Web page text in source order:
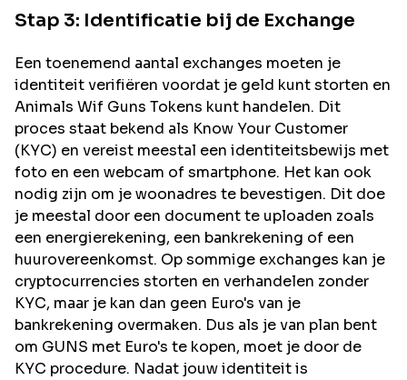
Stap 3: Identificatie bij de Exchange
Een toenemend aantal exchanges moeten je
identiteit verifiëren voordat je geld kunt storten en
Animals Wif Guns Tokens kunt handelen. Dit
proces staat bekend als Know Your Customer
(KYC) en vereist meestal een identiteitsbewijs met
foto en een webcam of smartphone. Het kan ook
nodig zijn om je woonadres te bevestigen. Dit doe
je meestal door een document te uploaden zoals
een energierekening, een bankrekening of een
huurovereenkomst. Op sommige exchanges kan je
cryptocurrencies storten en verhandelen zonder
KYC, maar je kan dan geen Euro's van je
bankrekening overmaken. Dus als je van plan bent
om GUNS met Euro's te kopen, moet je door de
KYC procedure. Nadat jouw identiteit is